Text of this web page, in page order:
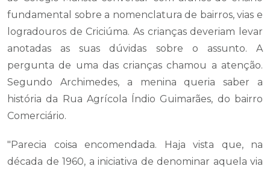
fundamental sobre a nomenclatura de bairros, vias e
logradouros de Criciúma. As crianças deveriam levar
anotadas as suas dúvidas sobre o assunto. A
pergunta de uma das crianças chamou a atenção.
Segundo Archimedes, a menina queria saber a
história da Rua Agrícola Índio Guimarães, do bairro
Comerciário.
"Parecia coisa encomendada. Haja vista que, na
década de 1960, a iniciativa de denominar aquela via